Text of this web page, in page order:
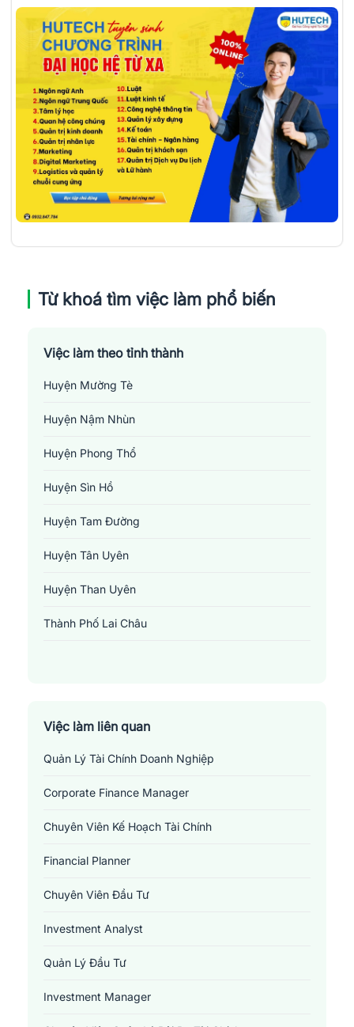
Từ khoá tìm việc làm phổ biến
Việc làm theo tỉnh thành
Huyện Mường Tè
Huyện Nậm Nhùn
Huyện Phong Thổ
Huyện Sìn Hồ
Huyện Tam Đường
Huyện Tân Uyên
Huyện Than Uyên
Thành Phố Lai Châu
Việc làm liên quan
Quản Lý Tài Chính Doanh Nghiệp
Corporate Finance Manager
Chuyên Viên Kế Hoạch Tài Chính
Financial Planner
Chuyên Viên Đầu Tư
Investment Analyst
Quản Lý Đầu Tư
Investment Manager